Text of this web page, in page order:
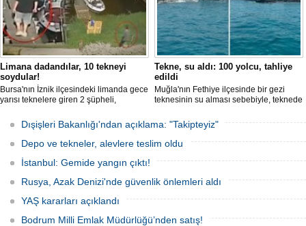
Limana dadandılar, 10 tekneyi
soydular!
Bursa'nın İznik ilçesindeki limanda gece
yarısı teknelere giren 2 şüpheli,
çaldı. Olay, güvenlik kameralarına
yansıdı, tekne sahiplerinin ihbarıyla
jandarma inceleme başlattı.
Tekne, su aldı: 100 yolcu, tahliye
edildi
Muğla'nın Fethiye ilçesinde bir gezi
teknesinin su alması sebebiyle, teknede
teknenin batmaması için bölgede
kurtarma çalışması başlatıldı.
Dışişleri Bakanlığı'ndan açıklama: "Takipteyiz"
Depo ve tekneler, alevlere teslim oldu
İstanbul: Gemide yangın çıktı!
Rusya, Azak Denizi'nde güvenlik önlemleri aldı
YAŞ kararları açıklandı
Bodrum Milli Emlak Müdürlüğü’nden satış!